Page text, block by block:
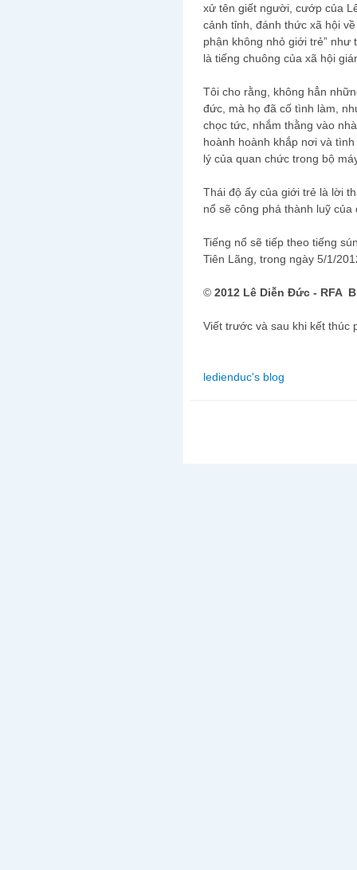
xử tên giết người, cướp của
cảnh tỉnh, đánh thức xã hội
phận không nhỏ giới trẻ” như
là tiếng chuông của xã hội
Tôi cho rằng, không hẳn
đức, mà họ đã cố tình làm,
chọc tức, nhắm thằng vào
hoành hoành khắp nơi và
lý của quan chức trong bộ
Thái độ ấy của giới trẻ là lời
nổ sẽ công phá thành luỹ
Tiếng nổ sẽ tiếp theo tiếng
Tiên Lãng, trong ngày 5/1/
© 2012 Lê Diễn Đức - RFA
Viết trước và sau khi kết thúc
ledienduc's blog